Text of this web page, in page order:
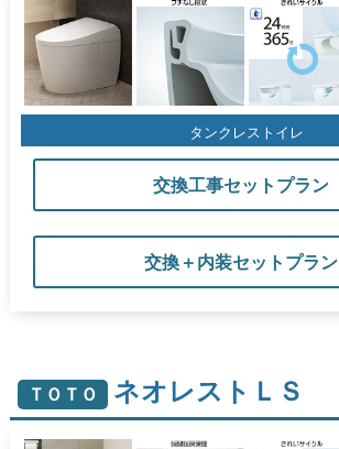
タンクレストイレ
交換工事セットプラン
交換＋内装セットプラン
ＴＯＴＯ ネオレストＬＳ